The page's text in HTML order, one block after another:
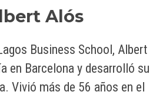
Alós
Business School, Albert
en Barcelona y desarrolló su
Vivió más de 56 años en el